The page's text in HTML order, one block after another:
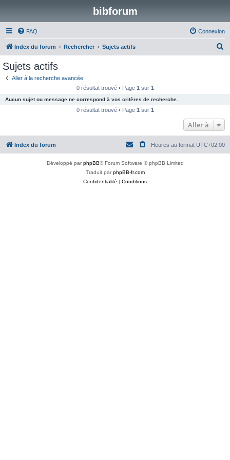
bibforum
FAQ Connexion
Index du forum Rechercher Sujets actifs
c
e
Sujets actifs
Aller à la recherche avancée
0 résultat trouvé • Page 1 sur 1
Aucun sujet ou message ne correspond à vos critères de recherche.
0 résultat trouvé • Page 1 sur 1
Aller à
Index du forum Heures au format UTC+02:00
Développé parphpBB® Forum Software © phpBB Limited
Traduit parphpBB-fr.com
Confidentialité | Conditions